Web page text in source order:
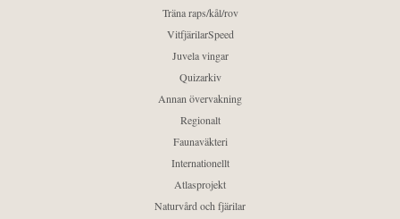
Träna raps/kål/rov
VitfjärilarSpeed
Juvela vingar
Quizarkiv
Annan övervakning
Regionalt
Faunaväkteri
Internationellt
Atlasprojekt
Naturvård och fjärilar